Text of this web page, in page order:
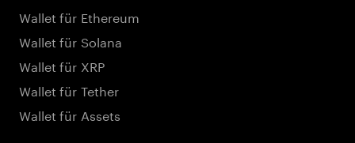
Wallet für Ethereum
Wallet für Solana
Wallet für XRP
Wallet für Tether
Wallet für Assets